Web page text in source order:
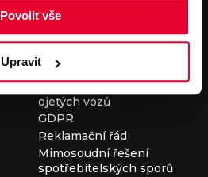
Povolit vše
Upravit
vozidel
Všeobecné obchodní
podmínky pro provádění
servisních prací
Všeobecné obchodní
podmínky při nákupu
ojetých vozů
GDPR
Reklamační řád
Mimosoudní řešení
spotřebitelských sporů